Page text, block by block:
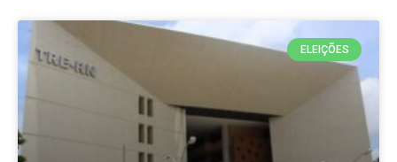
ELEIÇÕES